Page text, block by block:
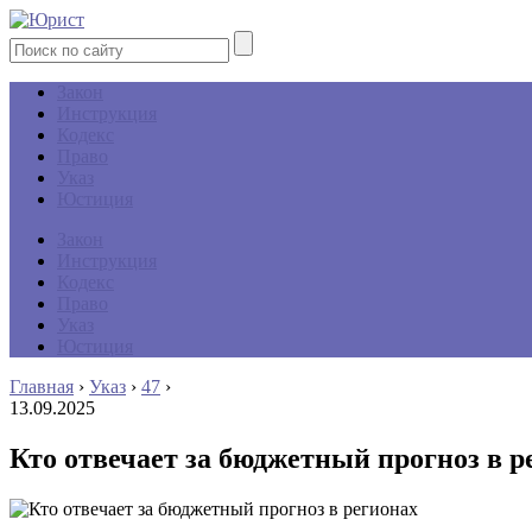
Главная › Указ › 47 ›
13.09.2025
Кто отвечает за бюджетный прогноз в